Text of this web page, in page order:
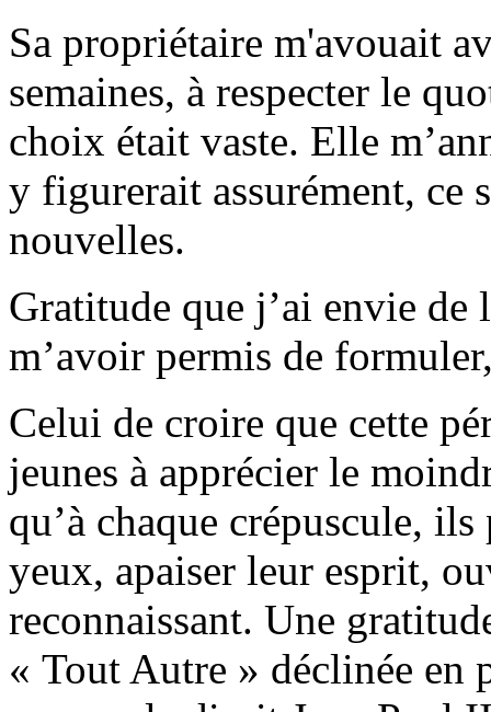
Sa propriétaire m'avouait
semaines, à respecter le
choix était vaste. Elle
y figurerait assurément, ce
nouvelles.
Gratitude que j’ai envie de
m’avoir permis de
Celui de croire que cette
jeunes à apprécier le
qu’à chaque crépuscule,
yeux, apaiser leur esprit,
reconnaissant. Une
« Tout Autre » déclinée en